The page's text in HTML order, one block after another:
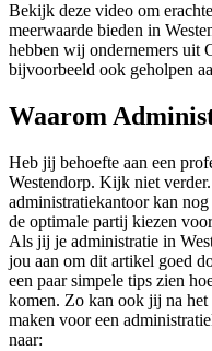
Bekijk deze video om
meerwaarde bieden in
hebben wij ondernemers uit
bijvoorbeeld ook geholpen
Waarom
Heb jij behoefte aan een
Westendorp. Kijk niet
administratiekantoor kan
de optimale partij kiezen
Als jij je administratie in
jou aan om dit artikel goed
een paar simpele tips zien
komen. Zo kan ook jij na
maken voor een
naar: